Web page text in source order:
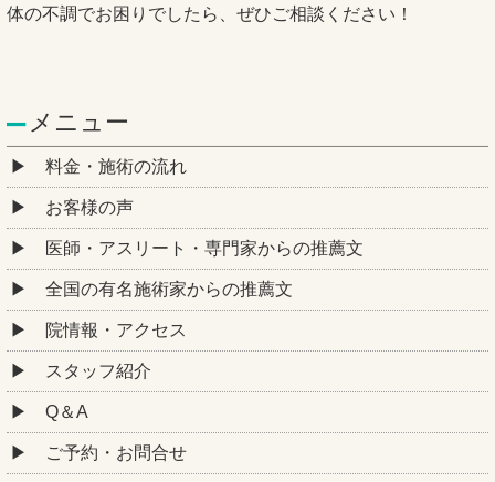
体の不調でお困りでしたら、ぜひご相談ください！
メニュー
料金・施術の流れ
お客様の声
医師・アスリート・専門家からの推薦文
全国の有名施術家からの推薦文
院情報・アクセス
スタッフ紹介
Q＆A
ご予約・お問合せ